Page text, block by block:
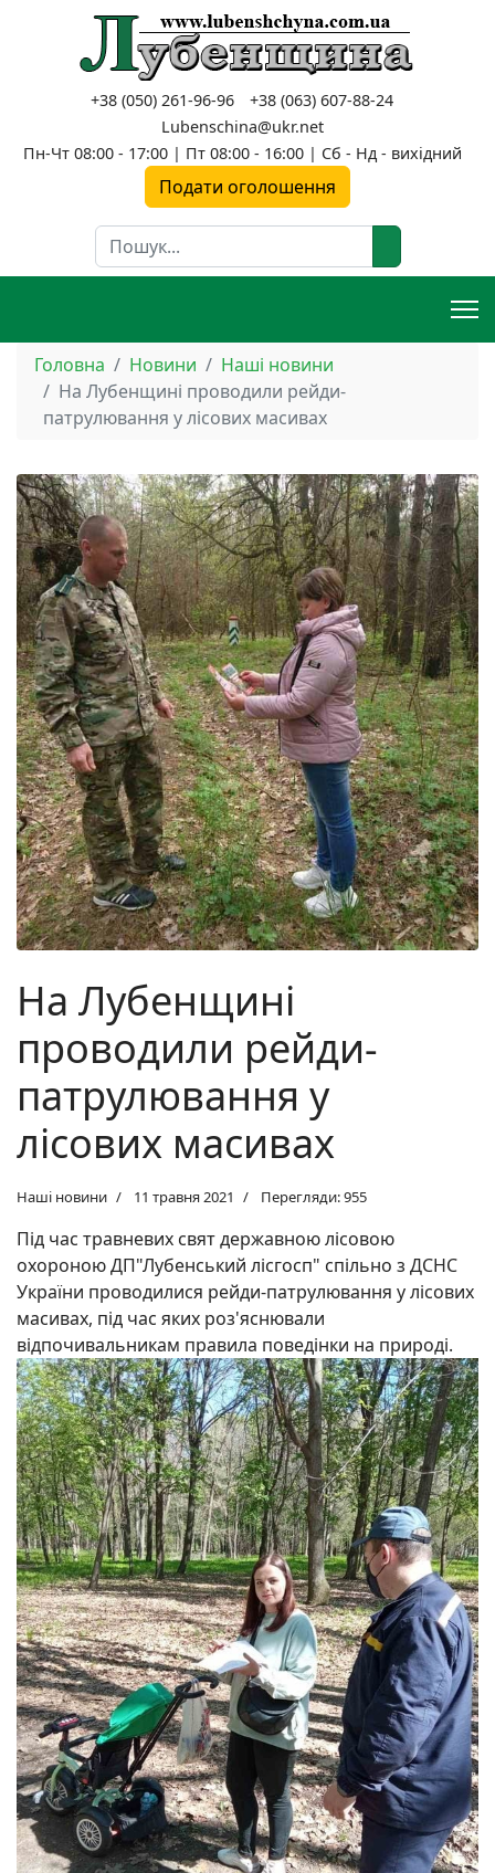
+38 (050) 261-96-96
+38 (063) 607-88-24
Lubenschina@ukr.net
Пн-Чт 08:00 - 17:00 | Пт 08:00 - 16:00 | Сб - Нд - вихідний
Подати оголошення
Пошук
Головна Новини
Наші новини
На Лубенщині проводили рейди-
патрулювання у лісових масивах
На Лубенщині
проводили рейди-
патрулювання у
лісових масивах
Наші новини 11 травня 2021 Перегляди: 955
Під час травневих свят державною лісовою
охороною ДП"Лубенський лісгосп" спільно з ДСНС
України проводилися рейди-патрулювання у лісових
масивах, під час яких роз'яснювали
відпочивальникам правила поведінки на природі.